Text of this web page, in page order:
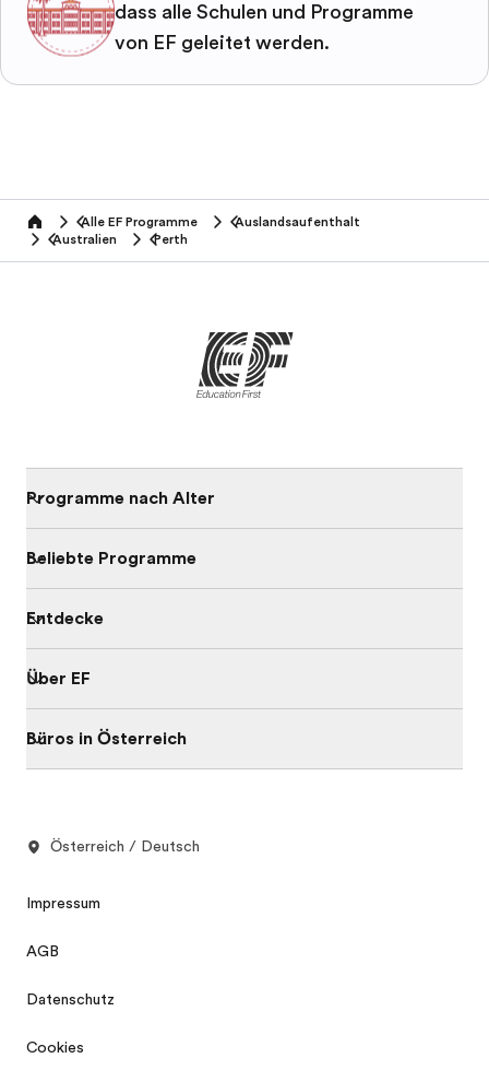
dass alle Schulen und Programme
von EF geleitet werden.
home Alle EF Programme
Auslandsaufenthalt
Australien
Perth
Programme nach Alter
Beliebte Programme
Entdecke
Über EF
Büros in Österreich
Österreich / Deutsch
Impressum
AGB
Datenschutz
Cookies